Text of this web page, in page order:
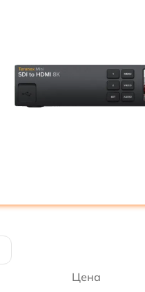
Цена